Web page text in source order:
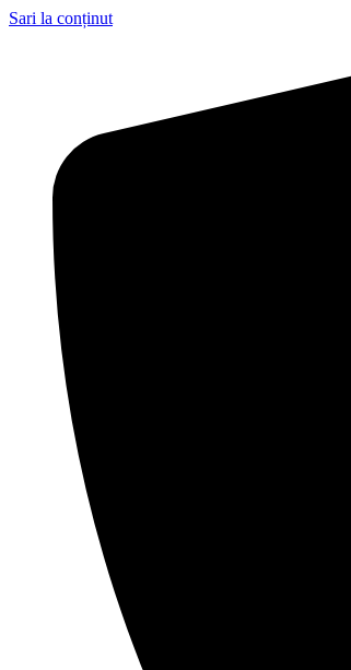
Sari la conținut